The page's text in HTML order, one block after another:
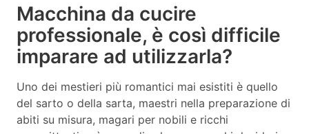
Macchina da cucire
professionale, è così difficile
imparare ad utilizzarla?
Uno dei mestieri più romantici mai esistiti è quello
del sarto o della sarta, maestri nella preparazione di
abiti su misura, magari per nobili e ricchi